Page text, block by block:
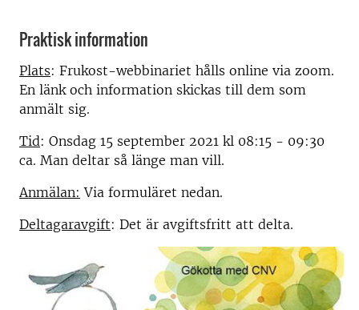
Praktisk information
Plats: Frukost-webbinariet hålls online via zoom.
En länk och information skickas till dem som
anmält sig.
Tid: Onsdag 15 september 2021 kl 08:15 - 09:30
ca. Man deltar så länge man vill.
Anmälan: Via formuläret nedan.
Deltagaravgift: Det är avgiftsfritt att delta.